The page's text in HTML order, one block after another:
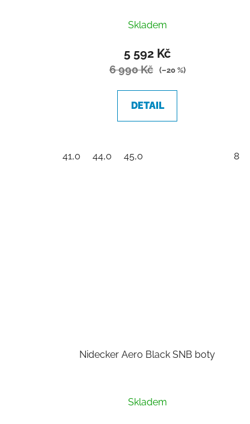
Skladem
5 592 Kč
6 990 Kč (–20 %)
DETAIL
41,0 44,0 45,0 8
Nidecker Aero Black SNB boty
Skladem